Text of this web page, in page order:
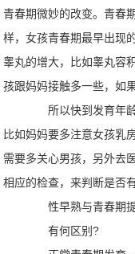
青春期微妙的改变。青春
样，女孩青春期最早出现
睾丸的增大，比如睾丸容
孩跟妈妈接触多一些，如
所以快到发育年龄
比如妈妈要多注意女孩乳
需要多关心男孩，另外去
相应的检查，来判断是否
性早熟与青春期
有何区别?